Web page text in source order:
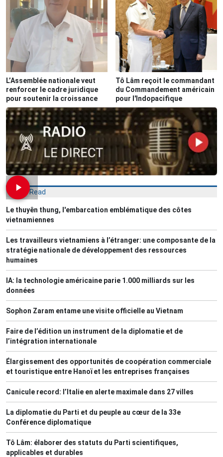
L’Assemblée nationale veut
renforcer le cadre juridique
pour soutenir la croissance
Tô Lâm reçoit le commandant
du Commandement américain
pour l'Indopacifique
Most Read
Le thuyên thung, l'embarcation emblématique des côtes
vietnamiennes
Les travailleurs vietnamiens à l’étranger: une composante de la
stratégie nationale de développement des ressources
humaines
IA: la technologie américaine parie 1.000 milliards sur les
données
Sophon Zaram entame une visite officielle au Vietnam
Faire de l’édition un instrument de la diplomatie et de
l’intégration internationale
Élargissement des opportunités de coopération commerciale
et touristique entre Hanoï et les entreprises françaises
Canicule record: l’Italie en alerte maximale dans 27 villes
La diplomatie du Parti et du peuple au cœur de la 33e
Conférence diplomatique
Tô Lâm: élaborer des statuts du Parti scientifiques,
applicables et durables